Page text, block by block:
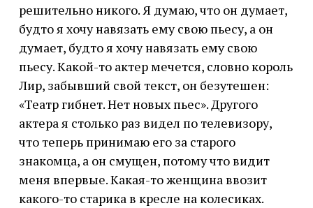
решительно никого. Я думаю, что он думает,
будто я хочу навязать ему свою пьесу, а он
думает, будто я хочу навязать ему свою
пьесу. Какой-то актер мечется, словно король
Лир, забывший свой текст, он безутешен:
«Театр гибнет. Нет новых пьес». Другого
актера я столько раз видел по телевизору,
что теперь принимаю его за старого
знакомца, а он смущен, потому что видит
меня впервые. Какая-то женщина ввозит
какого-то старика в кресле на колесиках.